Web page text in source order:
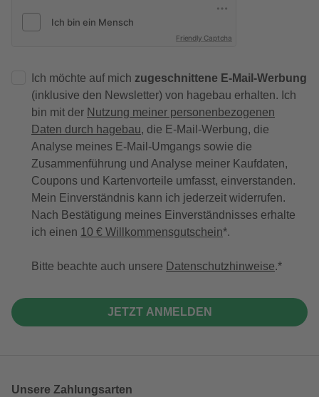
Friendly Captcha
Ich möchte auf mich zugeschnittene E-Mail-Werbung
(inklusive den Newsletter) von hagebau erhalten. Ich
bin mit der Nutzung meiner personenbezogenen
Daten durch hagebau, die E-Mail-Werbung, die
Analyse meines E-Mail-Umgangs sowie die
Zusammenführung und Analyse meiner Kaufdaten,
Coupons und Kartenvorteile umfasst, einverstanden.
Mein Einverständnis kann ich jederzeit widerrufen.
Nach Bestätigung meines Einverständnisses erhalte
ich einen 10 € Willkommensgutschein*.
Bitte beachte auch unsere Datenschutzhinweise.
JETZT ANMELDEN
Unsere Zahlungsarten